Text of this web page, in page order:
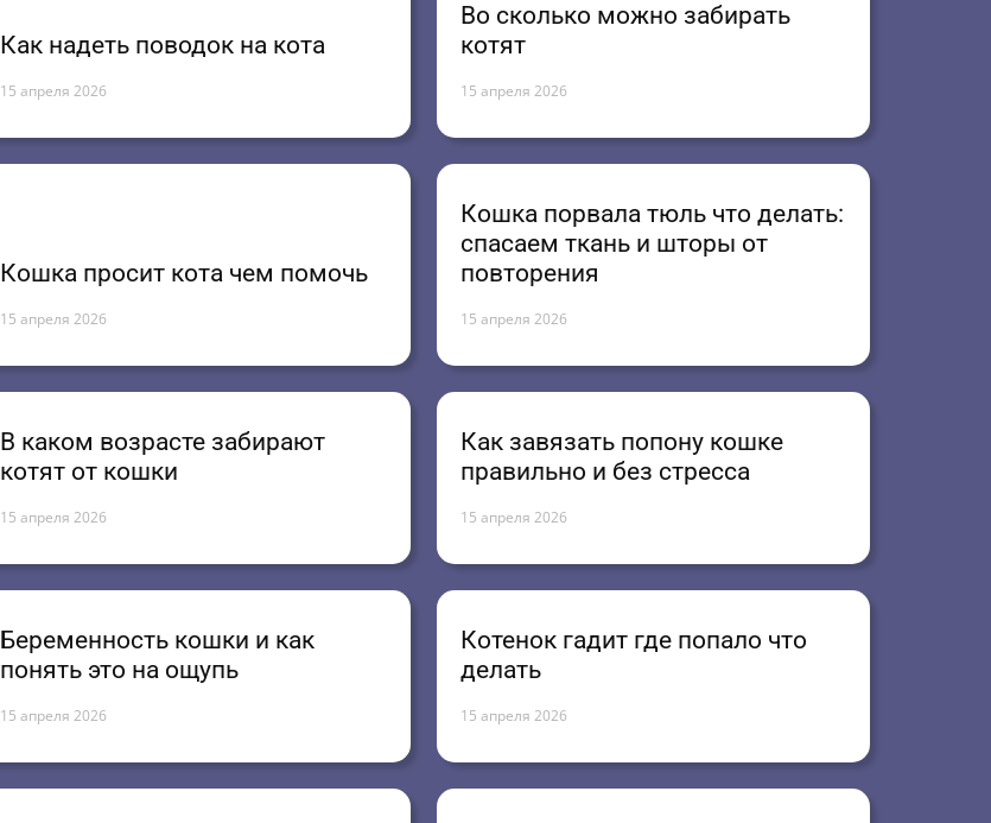
Как надеть поводок на кота
15 апреля 2026
Во сколько можно забирать
котят
15 апреля 2026
Кошка просит кота чем помочь
15 апреля 2026
Кошка порвала тюль что делать:
спасаем ткань и шторы от
повторения
15 апреля 2026
В каком возрасте забирают
котят от кошки
15 апреля 2026
Как завязать попону кошке
правильно и без стресса
15 апреля 2026
Беременность кошки и как
понять это на ощупь
15 апреля 2026
Котенок гадит где попало что
делать
15 апреля 2026